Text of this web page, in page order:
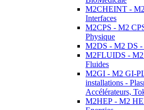
M2CHEINT -
Interfaces
M2CPS - M2
Physique
M2DS - M2 DS -
M2FLUIDS - M2
Fluides
M2GI - M2 GI-
installations -
Accélérateurs,
M2HEP - M2